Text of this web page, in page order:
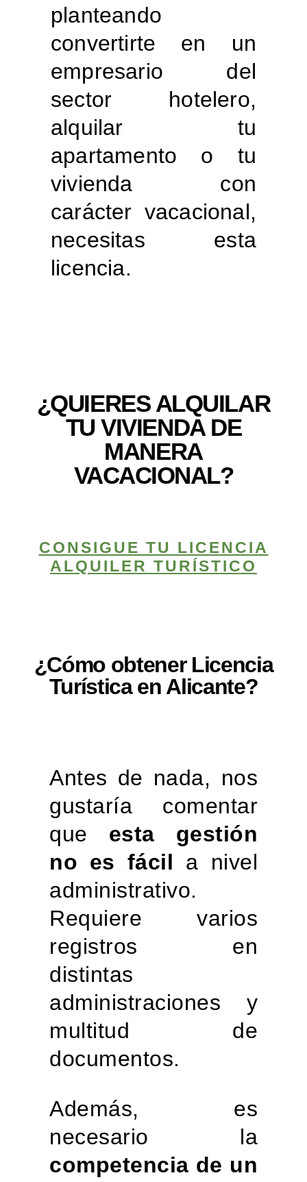
planteando
convertirte en un
empresario del
sector hotelero,
alquilar tu
apartamento o tu
vivienda con
carácter vacacional,
necesitas esta
licencia.
¿QUIERES ALQUILAR
TU VIVIENDA DE
MANERA
VACACIONAL?
CONSIGUE TU LICENCIA
ALQUILER TURÍSTICO
¿Cómo obtener Licencia
Turística en Alicante?
Antes de nada, nos
gustaría comentar
que esta gestión
no es fácil a nivel
administrativo.
Requiere varios
registros en
distintas
administraciones y
multitud de
documentos.
Además, es
necesario la
competencia de un